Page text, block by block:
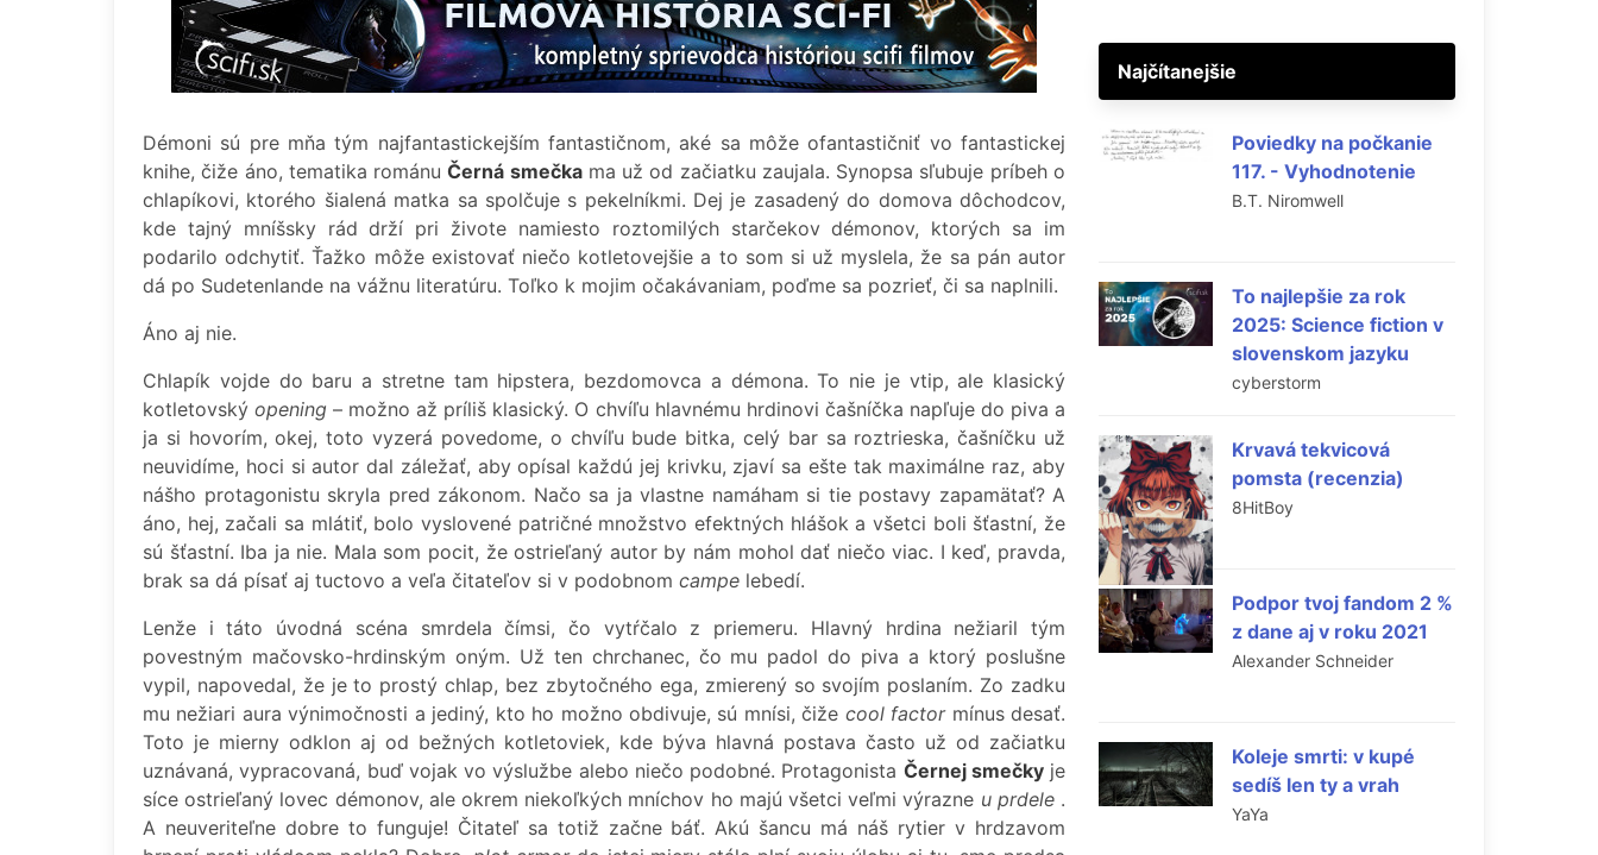
Démoni sú pre mňa tým najfantastickejším fantastičnom, aké sa môže ofantastičniť vo fantastickej
knihe, čiže áno, tematika románuČerná smečkama už od začiatku zaujala. Synopsa sľubuje príbeh o
chlapíkovi, ktorého šialená matka sa spolčuje s pekelníkmi. Dej je zasadený do domova dôchodcov,
kde tajný mníšsky rád drží pri živote namiesto roztomilých starčekov démonov, ktorých sa im
podarilo odchytiť. Ťažko môže existovať niečo kotletovejšie a to som si už myslela, že sa pán autor
dá po Sudetenlande na vážnu literatúru. Toľko k mojim očakávaniam, poďme sa pozrieť, či sa naplnili.
Áno aj nie.
Chlapík vojde do baru a stretne tam hipstera, bezdomovca a démona. To nie je vtip, ale klasický
kotletovskýopening – možno až príliš klasický. O chvíľu hlavnému hrdinovi čašníčka napľuje do piva a
ja si hovorím, okej, toto vyzerá povedome, o chvíľu bude bitka, celý bar sa roztrieska, čašníčku už
neuvidíme, hoci si autor dal záležať, aby opísal každú jej krivku, zjaví sa ešte tak maximálne raz, aby
nášho protagonistu skryla pred zákonom. Načo sa ja vlastne namáham si tie postavy zapamätať? A
áno, hej, začali sa mlátiť, bolo vyslovené patričné množstvo efektných hlášok a všetci boli šťastní, že
sú šťastní. Iba ja nie. Mala som pocit, že ostrieľaný autor by nám mohol dať niečo viac. I keď, pravda,
brak sa dá písať aj tuctovo a veľa čitateľov si v podobnom campe lebedí.
Lenže i táto úvodná scéna smrdela čímsi, čo vytŕčalo z priemeru. Hlavný hrdina nežiaril tým
povestným mačovsko-hrdinským oným. Už ten chrchanec, čo mu padol do piva a ktorý poslušne
vypil, napovedal, že je to prostý chlap, bez zbytočného ega, zmierený so svojím poslaním. Zo zadku
mu nežiari aura výnimočnosti a jediný, kto ho možno obdivuje, sú mnísi, čiže cool factormínus desať.
Toto je mierny odklon aj od bežných kotletoviek, kde býva hlavná postava často už od začiatku
uznávaná, vypracovaná, buď vojak vo výslužbe alebo niečo podobné. Protagonista Černej smečkyje
síce ostrieľaný lovec démonov, ale okrem niekoľkých mníchov ho majú všetci veľmi výrazne u prdele .
A neuveriteľne dobre to funguje! Čitateľ sa totiž začne báť. Akú šancu má náš rytier v hrdzavom
Najčítanejšie
Poviedky na počkanie
117. - Vyhodnotenie
B.T. Niromwell
To najlepšie za rok
2025: Science fiction v
slovenskom jazyku
cyberstorm
Krvavá tekvicová
pomsta (recenzia)
8HitBoy
Podpor tvoj fandom 2 %
z dane aj v roku 2021
Alexander Schneider
Koleje smrti: v kupé
sedíš len ty a vrah
YaYa